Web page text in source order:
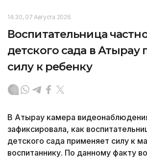
14:30, 07 Августа 2026
Воспитательница
детского сада в Атырау
силу к ребенку
В Атырау камера
зафиксировала, как
детского сада применяет силу к
воспитаннику. По данному факту